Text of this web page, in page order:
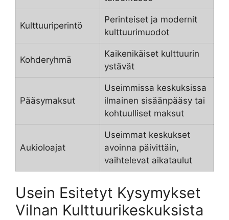
Kulttuuriperintö
Perinteiset ja modernit
kulttuurimuodot
Kohderyhmä
Kaikenikäiset kulttuurin
ystävät
Pääsymaksut
Useimmissa keskuksissa
ilmainen sisäänpääsy tai
kohtuulliset maksut
Aukioloajat
Useimmat keskukset
avoinna päivittäin,
vaihtelevat aikataulut
Usein Esitetyt Kysymykset
Vilnan Kulttuurikeskuksista